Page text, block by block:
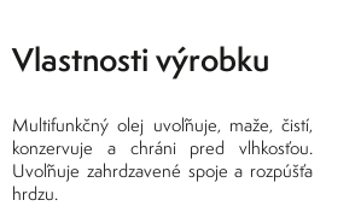
Vlastnosti výrobku
Multifunkčný olej uvoľňuje, maže, čistí,
konzervuje a chráni pred vlhkosťou.
Uvoľňuje zahrdzavené spoje a rozpúšťa
hrdzu.